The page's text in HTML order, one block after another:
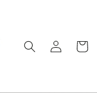
sesión
Carrito